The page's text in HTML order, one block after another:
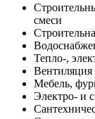
смеси
Тепло-,
Мебель,
Электро- и